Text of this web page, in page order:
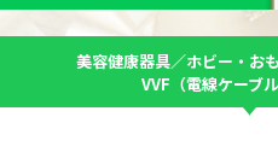
美容健康器具／ホビー・お
VVF（電線ケーブ